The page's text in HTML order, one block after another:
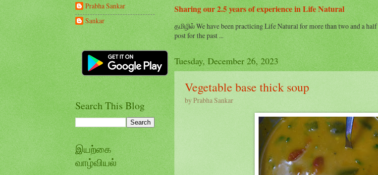
Sharing our 2.5 years of experience in Life Natural
தமிழில் We have been practicing Life Natural for more than two and a
post for the past ...
Tuesday, December 26, 2023
Vegetable base thick soup
byPrabha Sankar
Prabha Sankar
Sankar
Search This Blog
இயற்கை
வாழ்வியல்